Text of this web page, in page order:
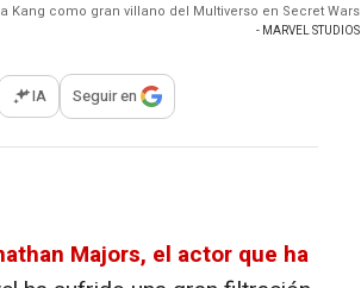
como gran villano del Multiverso en Secret Wars
- MARVEL STUDIOS
opciones para compartir
IA Seguir en
Majors, el actor que ha